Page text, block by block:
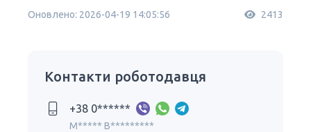
Оновлено: 2026-04-19 14:05:56 2413
Контакти роботодавця
+38 0******
M***** B*********